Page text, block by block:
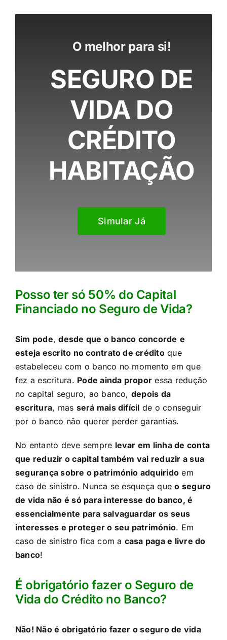
O melhor para si!
SEGURO DE
VIDA DO
CRÉDITO
HABITAÇÃO
Simular Já
Posso ter só 50% do Capital
Financiado no Seguro de Vida?​
Sim pode,desde que o banco concorde e
esteja escrito no contrato de créditoque
estabeleceu com o banco no momento em que
fez a escritura. Pode ainda propor essa redução
no capital seguro, ao banco, depois da
escritura, mas será mais difícil de o conseguir
por o banco não querer perder garantias.​
No entanto deve sempre levar em linha de conta
que reduzir o capital também vai reduzir a sua
segurança sobre o património adquirido em
caso de sinistro. Nunca se esqueça queo seguro
de vida não é só para interesse do banco, é
essencialmente para salvaguardar os seus
interesses e proteger o seu património. Em
caso de sinistro fica com a casa paga e livre do
banco!​
É obrigatório fazer o Seguro de
Vida do Crédito no Banco?​
Não! Não é obrigatório fazer o seguro de vida